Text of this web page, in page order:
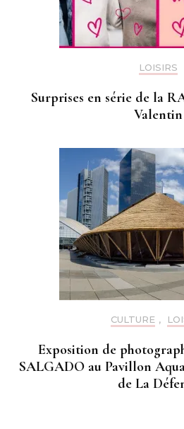
LOISIRS
Surprises en série de la
Valentin
CULTURE ,
Exposition de
SALGADO au Pavillon
de La